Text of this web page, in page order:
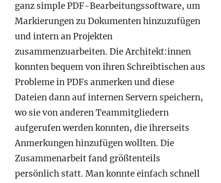
ganz simple PDF-Bearbeitungssoftware, um
Markierungen zu Dokumenten hinzuzufügen
und intern an Projekten
zusammenzuarbeiten. Die Architekt:innen
konnten bequem von ihren Schreibtischen aus
Probleme in PDFs anmerken und diese
Dateien dann auf internen Servern speichern,
wo sie von anderen Teammitgliedern
aufgerufen werden konnten, die ihrerseits
Anmerkungen hinzufügen wollten. Die
Zusammenarbeit fand größtenteils
persönlich statt. Man konnte einfach schnell